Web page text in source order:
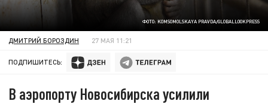
ФОТО: KOMSOMOLSKAYA PRAVDA/GLOBALLOOKPRESS
ДМИТРИЙ БОРОЗДИН 27 МАЯ 11:21
ПОДПИШИТЕСЬ:
В аэропорту Новосибирска усилили